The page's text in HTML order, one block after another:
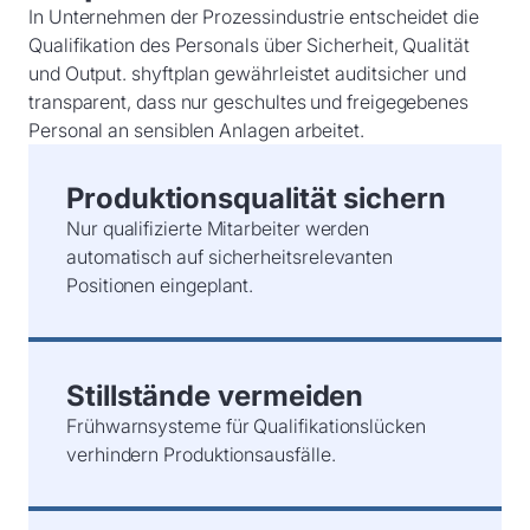
In Unternehmen der Prozessindustrie entscheidet die
Qualifikation des Personals über Sicherheit, Qualität
und Output. shyftplan gewährleistet auditsicher und
transparent, dass nur geschultes und freigegebenes
Personal an sensiblen Anlagen arbeitet.
Produktionsqualität sichern
Nur qualifizierte Mitarbeiter werden
automatisch auf sicherheitsrelevanten
Positionen eingeplant.
Stillstände vermeiden
Frühwarnsysteme für Qualifikationslücken
verhindern Produktionsausfälle.